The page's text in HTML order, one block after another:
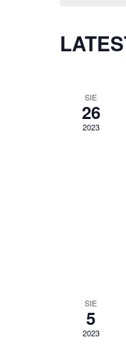
SIE
26
2023
SIE
5
2023